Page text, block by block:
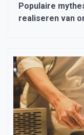
Populaire
realiseren van